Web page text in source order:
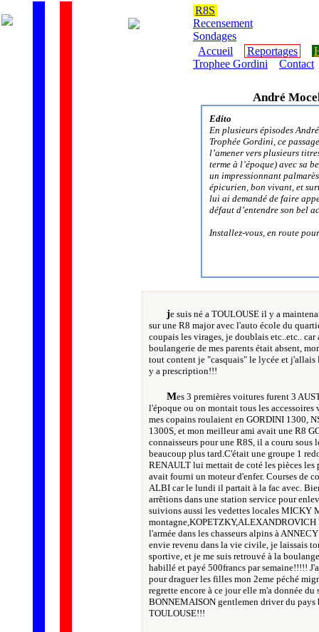
R8S
Recensement
Sondages
Accueil
Reportages
Trophee Gordini
Contact
André
Edito
En plusieurs épisodes
Trophée Gordini, ce
l’amener vers plusieurs
terme à l’époque) avec sa
un impressionnant
épicurien, bon vivant, et
lui ai demandé de faire
défaut d’entendre son bel
Installez-vous, en route
je suis né a TOULOUSE il y a
sur une R8 major avec l'auto école du
coupais les virages, je doublais etc..etc..
boulangerie de mes parents était absent,
tout content je "casquais" le lycée et j'allais
y a prescription!!!
Mes 3 premières voitures furent 3
l'époque ou on montait tous les
mes copains roulaient en GORDINI 1300,
1300S, et mon meilleur ami avait une R8
connaisseurs pour une R8S, il a couru sous
beaucoup plus tard.C'était une groupe 1
RENAULT lui mettait de coté les pièces les
avait fourni un moteur d'enfer. Courses de
ALBI car le lundi il partait à la fac avec.
arrêtions dans une station service pour
suivions aussi les vedettes locales MICKY
l'armée dans les chasseurs alpins à
envie revenu dans la vie civile, je laissais
sportive, et je me suis retrouvé à la
habillé et payé 500francs par semaine!!!!!
pour draguer les filles mon 2eme péché
regrette encore à ce jour elle m'a donnée
BONNEMAISON gentlemen driver du pays
TOULOUSE!!!